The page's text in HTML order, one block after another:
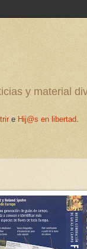
y material
e Hij@s en libertad.